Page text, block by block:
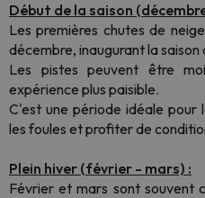
Début de la saison
Les premières chutes de
décembre, inaugurant la saison
Les pistes peuvent être
expérience plus paisible.
C'est une période idéale pour
les foules et profiter de
Plein hiver (février - mars) :
Février et mars sont souvent